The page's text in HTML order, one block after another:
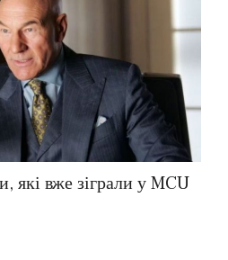
які вже зіграли у MCU